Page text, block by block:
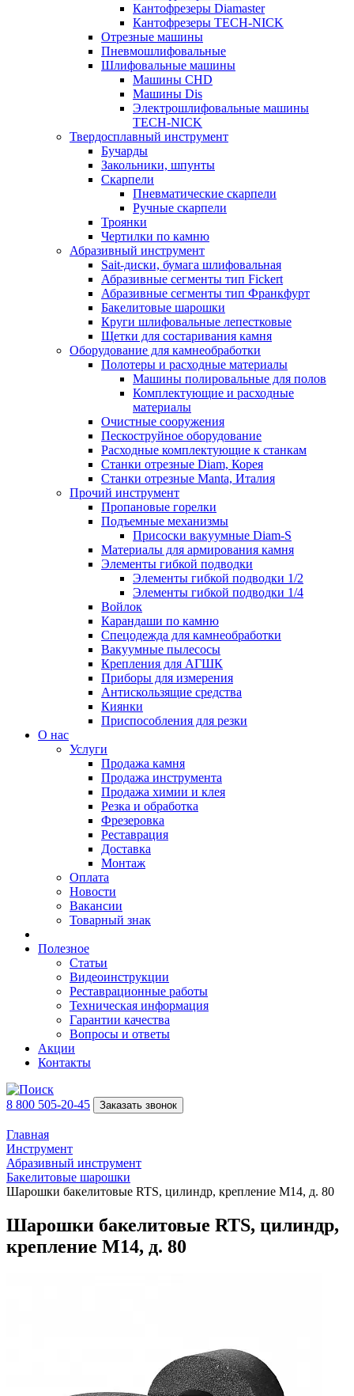
Кантофрезеры Diamaster
Кантофрезеры TECH-NICK
Отрезные машины
Пневмошлифовальные
Шлифовальные машины
Машины CHD
Машины Dis
Электрошлифовальные машины
TECH-NICK
Твердосплавный инструмент
Бучарды
Закольники, шпунты
Скарпели
Пневматические скарпели
Ручные скарпели
Троянки
Чертилки по камню
Абразивный инструмент
Sait-диски, бумага шлифовальная
Абразивные сегменты тип Fickert
Абразивные сегменты тип Франкфурт
Бакелитовые шарошки
Круги шлифовальные лепестковые
Щетки для состаривания камня
Оборудование для камнеобработки
Полотеры и расходные материалы
Машины полировальные для полов
Комплектующие и расходные
материалы
Очистные сооружения
Пескоструйное оборудование
Расходные комплектующие к станкам
Станки отрезные Diam, Корея
Станки отрезные Manta, Италия
Прочий инструмент
Пропановые горелки
Подъeмные механизмы
Присоски вакуумные Diam-S
Материалы для армирования камня
Элементы гибкой подводки
Элементы гибкой подводки 1/2
Элементы гибкой подводки 1/4
Войлок
Карандаши по камню
Спецодежда для камнеобработки
Вакуумные пылесосы
Крепления для АГШК
Приборы для измерения
Антискользящие средства
Киянки
Приспособления для резки
О нас
Услуги
Продажа камня
Продажа инструмента
Продажа химии и клея
Резка и обработка
Фрезеровка
Реставрация
Доставка
Монтаж
Оплата
Новости
Вакансии
Товарный знак
Полезное
Статьи
Видеоинструкции
Реставрационные работы
Техническая информация
Гарантии качества
Вопросы и ответы
Акции
Контакты
8 800 505-20-45 Заказать звонок
Главная
Инструмент
Абразивный инструмент
Бакелитовые шарошки
Шарошки бакелитовые RTS, цилиндр, крепление М14, д. 80
Шарошки бакелитовые RTS, цилиндр,
крепление М14, д. 80